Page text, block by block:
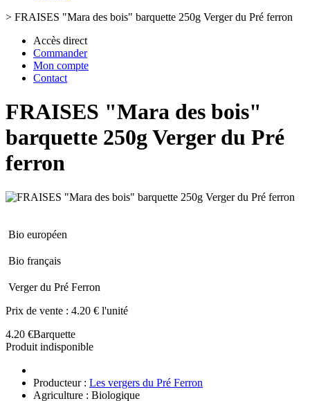
> FRAISES "Mara des bois" barquette 250g Verger du Pré ferron
Accès direct
Commander
Mon compte
Contact
FRAISES "Mara des bois"
barquette 250g Verger du Pré
ferron
Bio européen
Bio français
Verger du Pré Ferron
Prix de vente : 4.20 € l'unité
4.20 €Barquette
Produit indisponible
Producteur : Les vergers du Pré Ferron
Agriculture : Biologique